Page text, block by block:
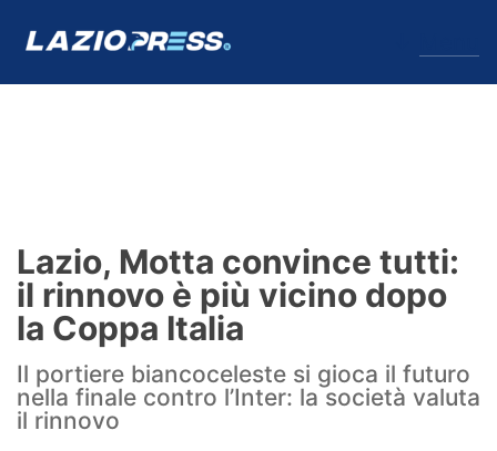
Formello
Infortuni
Primavera
Calciomercato
Lazio, Motta convince tutti:
il rinnovo è più vicino dopo
la Coppa Italia
Il portiere biancoceleste si gioca il futuro
nella finale contro l’Inter: la società valuta
il rinnovo